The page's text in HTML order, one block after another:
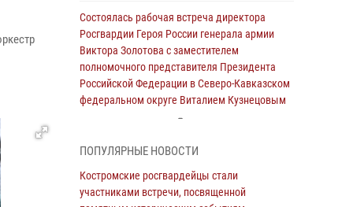
Состоялась рабочая встреча директора
Росгвардии Героя России генерала армии
Виктора Золотова с заместителем
полномочного представителя Президента
Российской Федерации в Северо-Кавказском
федеральном округе Виталием Кузнецовым
Росгвардейцы знакомят костромичей со
службой в ведомстве
31 июля 2026, 06:48 1
ПОПУЛЯРНЫЕ НОВОСТИ
Костромские росгвардейцы стали
участниками встречи, посвященной